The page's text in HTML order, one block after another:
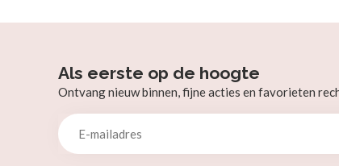
Als eerste op de hoogte
Ontvang nieuw binnen, fijne acties en favorieten